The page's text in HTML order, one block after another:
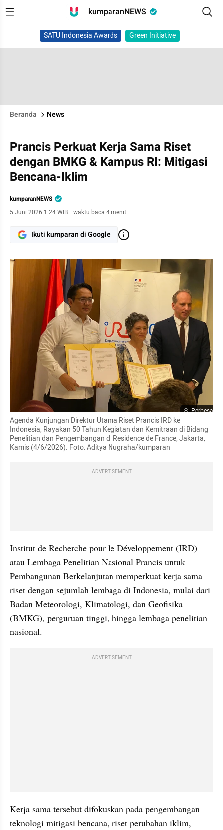
kumparanNEWS
SATU Indonesia Awards Green Initiative
Beranda News
Prancis Perkuat Kerja Sama Riset
dengan BMKG & Kampus RI: Mitigasi
Bencana-Iklim
kumparanNEWS
5 Juni 2026 1:24 WIB · waktu baca 4 menit
Ikuti kumparan di Google
Perbesar
Agenda Kunjungan Direktur Utama Riset Prancis IRD ke
Indonesia, Rayakan 50 Tahun Kegiatan dan Kemitraan di Bidang
Penelitian dan Pengembangan di Residence de France, Jakarta,
Kamis (4/6/2026). Foto: Aditya Nugraha/kumparan
ADVERTISEMENT
Institut de Recherche pour le Développement (IRD)
atau Lembaga Penelitian Nasional Prancis untuk
Pembangunan Berkelanjutan memperkuat kerja sama
riset dengan sejumlah lembaga di Indonesia, mulai dari
Badan Meteorologi, Klimatologi, dan Geofisika
(BMKG), perguruan tinggi, hingga lembaga penelitian
nasional.
ADVERTISEMENT
Kerja sama tersebut difokuskan pada pengembangan
teknologi mitigasi bencana, riset perubahan iklim,